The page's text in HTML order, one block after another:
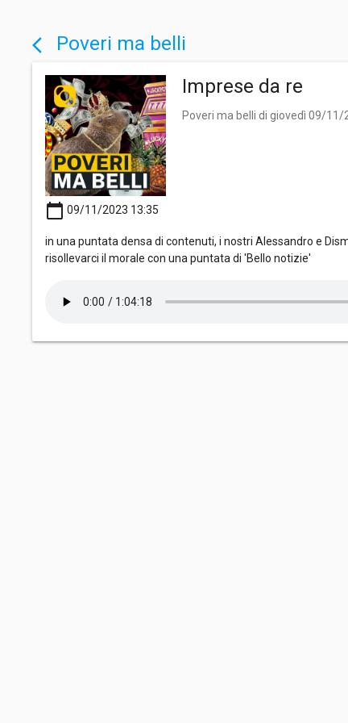
arrow_back_ios Poveri ma belli
Imprese da re
Poveri ma belli di giovedì 09/11/
calendar_today 09/11/2023 13:35
in una puntata densa di contenuti, i nostri Alessandro e
risollevarci il morale con una puntata di 'Bello notizie'